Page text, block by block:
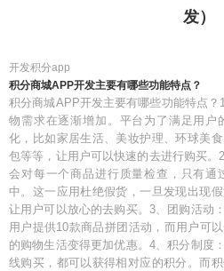
发）
开发积分app
积分商城APP开发主要有哪些功能特点？
积分商城APP开发主要有哪些功能特点
物需求在逐渐增加。平台为了满足用户
化，比如家居生活、美妆护理、环球美
包等等，让用户可以快速的去进行购买
会对每一个商品进行质量检查，只有通
中。这一应用杜绝假货，一旦发现出现
让用户可以放心的去购买。3、团购活动
用户提供10款商品拼团活动，而用户可
的购物生活变得更加优惠。4、积分制度
线购买，都可以获得相对应的积分。而